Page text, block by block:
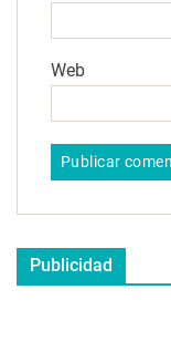
Web
Publicidad